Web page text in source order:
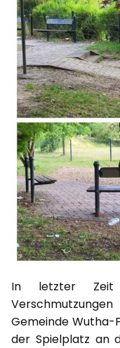
In letzter
Gemeinde Wutha-
der Spielplatz an